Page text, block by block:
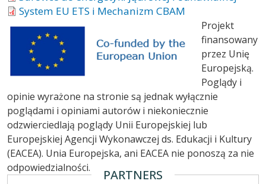
System EU ETS i Mechanizm CBAM
Projekt
finansowany
przez Unię
Europejską.
Poglądy i
opinie wyrażone na stronie są jednak wyłącznie
poglądami i opiniami autorów i niekoniecznie
odzwierciedlają poglądy Unii Europejskiej lub
Europejskiej Agencji Wykonawczej ds. Edukacji i Kultury
(EACEA). Unia Europejska, ani EACEA nie ponoszą za nie
odpowiedzialności.
PARTNERS